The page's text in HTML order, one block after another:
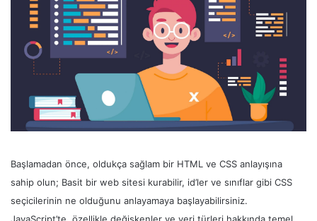
Başlamadan önce, oldukça sağlam bir HTML ve CSS anlayışına
sahip olun; Basit bir web sitesi kurabilir, id’ler ve sınıflar gibi CSS
seçicilerinin ne olduğunu anlayamaya başlayabilirsiniz.